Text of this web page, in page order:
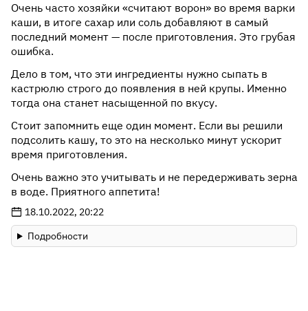
Очень часто хозяйки «считают ворон» во время варки
каши, в итоге сахар или соль добавляют в самый
последний момент — после приготовления. Это грубая
ошибка.
Дело в том, что эти ингредиенты нужно сыпать в
кастрюлю строго до появления в ней крупы. Именно
тогда она станет насыщенной по вкусу.
Стоит запомнить еще один момент. Если вы решили
подсолить кашу, то это на несколько минут ускорит
время приготовления.
Очень важно это учитывать и не передерживать зерна
в воде. Приятного аппетита!
18.10.2022, 20:22
Подробности